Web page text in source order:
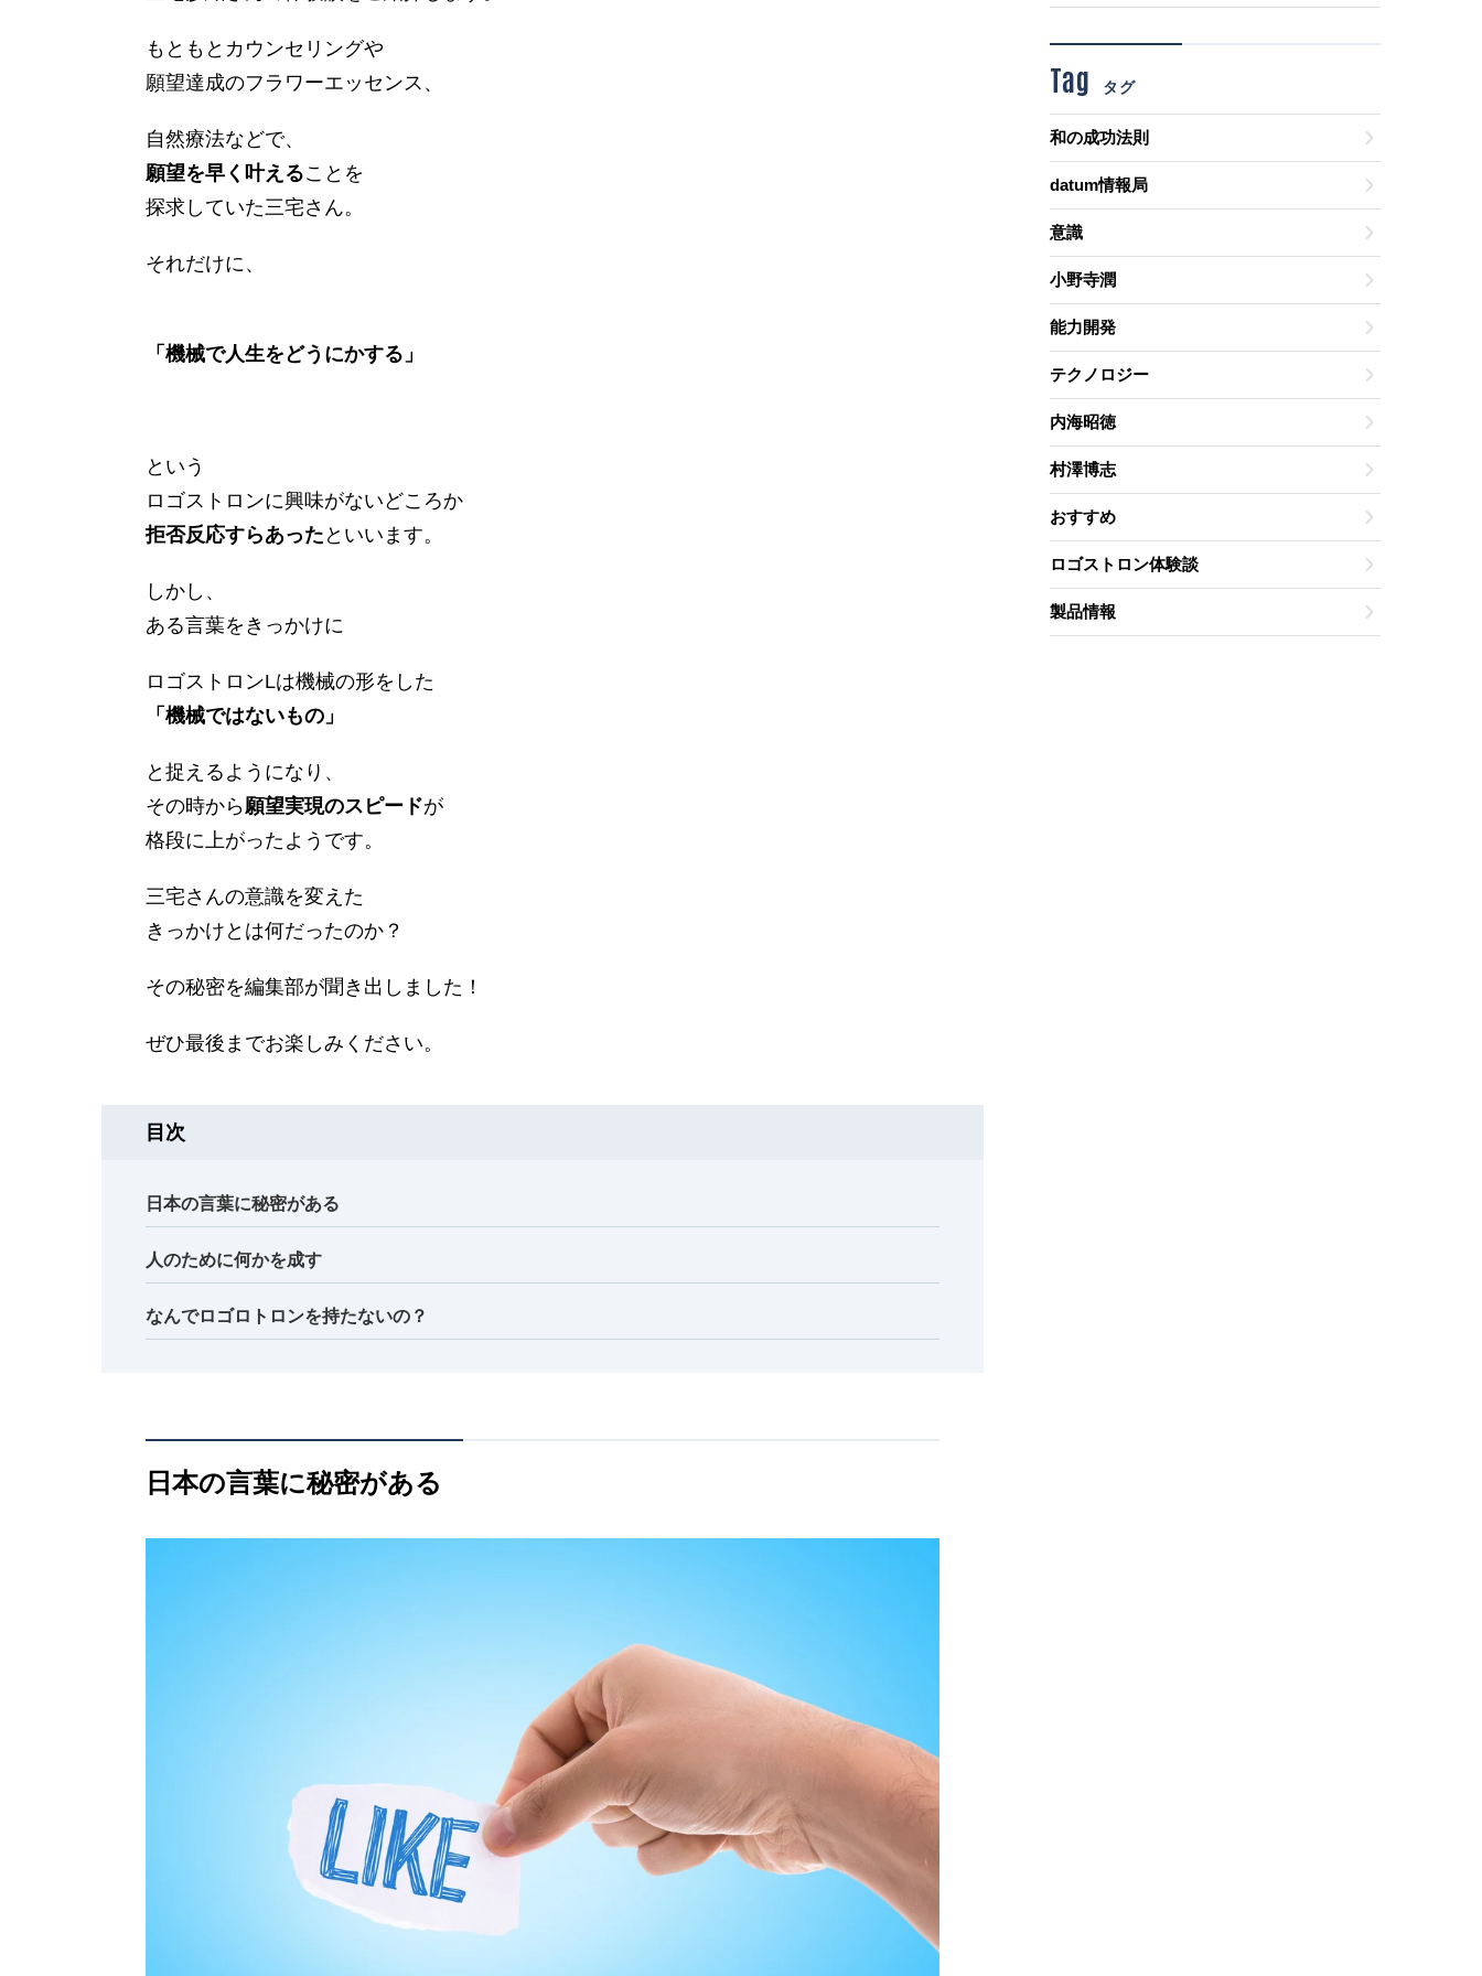
もともとカウンセリングや
願望達成のフラワーエッセンス、
自然療法などで、
願望を早く叶えることを
探求していた三宅さん。
それだけに、
「機械で人生をどうにかする」
という
ロゴストロンに興味がないどころか
拒否反応すらあった といいます。
しかし、
ある言葉をきっかけに
ロゴストロンLは機械の形をした
「機械ではないもの」
と捉えるようになり、
その時から願望実現のスピードが
格段に上がったようです。
三宅さんの意識を変えた
きっかけとは何だったのか？
その秘密を編集部が聞き出しました！
ぜひ最後までお楽しみください。
目次
日本の言葉に秘密がある
人のために何かを成す
なんでロゴロトロンを持たないの？
日本の言葉に秘密がある
Tag タグ
和の成功法則
datum情報局
意識
小野寺潤
能力開発
テクノロジー
内海昭徳
村澤博志
おすすめ
ロゴストロン体験談
製品情報